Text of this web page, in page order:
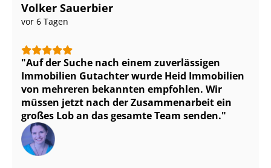
Volker Sauerbier
vor 6 Tagen
Auf der Suche nach einem zuverlässigen
Immobilien Gutachter wurde Heid Immobilien
von mehreren bekannten empfohlen. Wir
müssen jetzt nach der Zusammenarbeit ein
großes Lob an das gesamte Team senden.